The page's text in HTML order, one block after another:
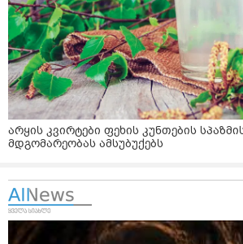
არყის კვირტები ფეხის კუნთების
მდგომარეობას ამსუბუქებს